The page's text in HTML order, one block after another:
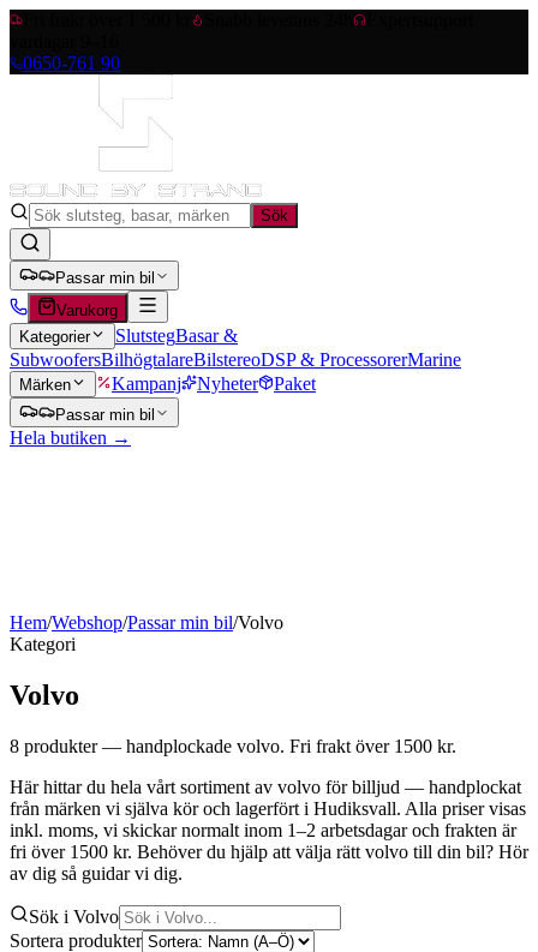
0650-761 90
Sök
Passar min bil
Varukorg
Kategorier
SlutstegBasar &
SubwoofersBilhögtalareBilstereoDSP & ProcessorerMarine
Märken Kampanj Nyheter Paket
Passar min bil
Hela butiken →
Hem/Webshop/Passar min bil/Volvo
Kategori
Volvo
8 produkter— handplockade volvo. Fri frakt över 1500 kr.
Här hittar du hela vårt sortiment av volvo för billjud — handplockat
från märken vi själva kör och lagerfört i Hudiksvall. Alla priser visas
inkl. moms, vi skickar normalt inom 1–2 arbetsdagar och frakten är
fri över 1500 kr. Behöver du hjälp att välja rätt volvo till din bil? Hör
av dig så guidar vi dig.
Sök i Volvo
Sortera produkter